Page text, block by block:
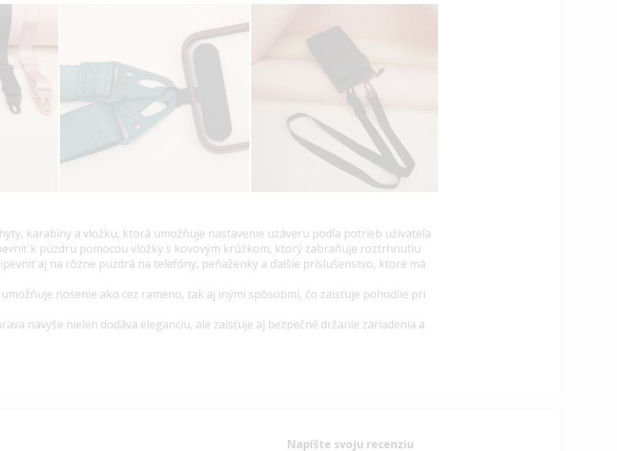
karabíny a vložku, ktorá umožňuje nastavenie uzáveru podľa potrieb užívateľa
k púzdru pomocou vložky s kovovým krúžkom, ktorý zabraňuje roztrhnutiu
aj na rôzne puzdrá na telefóny, peňaženky a ďalšie príslušenstvo, ktoré má
nosenie ako cez rameno, tak aj inými spôsobmi, čo zaisťuje pohodlie pri
navyše nielen dodáva eleganciu, ale zaisťuje aj bezpečné držanie zariadenia a
Napíšte svoju recenziu